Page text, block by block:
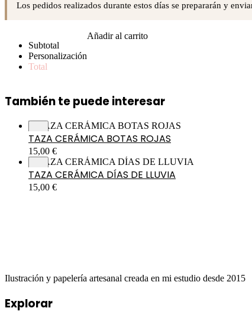
Los pedidos realizados durante estos días se prepararán y
Subtotal
Personalización
Total
Añadir al carrito
También te puede interesar
TAZA CERÁMICA BOTAS ROJAS
15,00 €
TAZA CERÁMICA DÍAS DE LLUVIA
15,00 €
Ilustración y papelería artesanal creada en mi estudio desde 2015
Explorar